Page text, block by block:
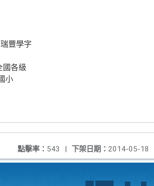
豐學字
國各級
小
下架日期： 2014-05-18
點擊率： 543 |